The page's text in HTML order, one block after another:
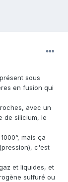
sous
en fusion qui
avec un
de silicium, le
mais ça
c'est
et liquides, et
sulfuré ou